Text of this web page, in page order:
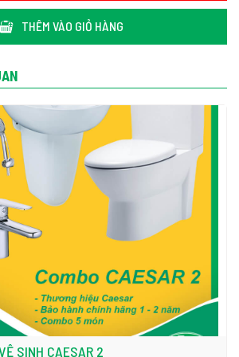
400x Dài 495x Cao 185 mm
THÊM VÀO GIỎ HÀNG
SINH CAESAR 2